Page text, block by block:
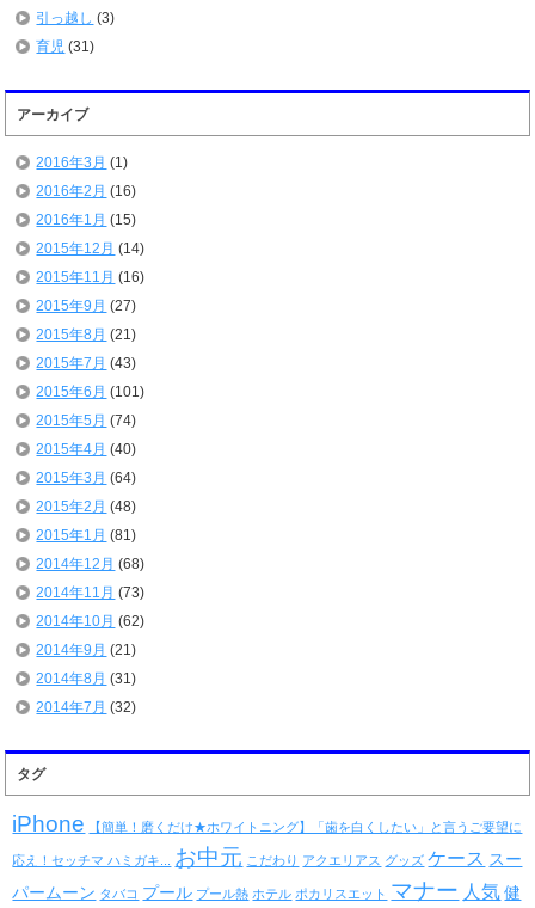
引っ越し (3)
育児 (31)
アーカイブ
2016年3月 (1)
2016年2月 (16)
2016年1月 (15)
2015年12月 (14)
2015年11月 (16)
2015年9月 (27)
2015年8月 (21)
2015年7月 (43)
2015年6月 (101)
2015年5月 (74)
2015年4月 (40)
2015年3月 (64)
2015年2月 (48)
2015年1月 (81)
2014年12月 (68)
2014年11月 (73)
2014年10月 (62)
2014年9月 (21)
2014年8月 (31)
2014年7月 (32)
タグ
iPhone 【簡単！磨くだけ★ホワイトニング】「歯を白くしたい」と言うご要望に
応え！セッチマ ハミガキ... お中元 こだわり アクエリアス グッズ ケース スー
パームーン タバコ プール プール熱 ホテル ポカリスエット マナー 人気 健